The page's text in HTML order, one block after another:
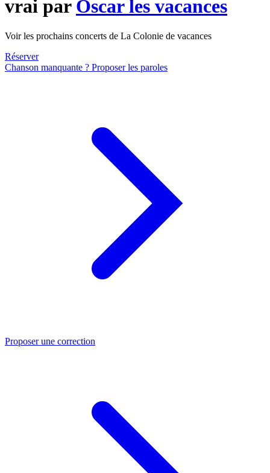
vrai par Oscar les vacances
Voir les prochains concerts de La Colonie de vacances
Réserver
Chanson manquante ? Proposer les paroles
Proposer une correction